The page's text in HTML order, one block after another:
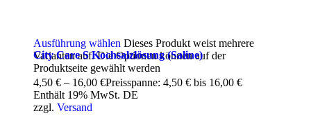
Ausführung wählen Dieses Produkt weist mehrere
Varianten auf. Die Optionen können auf der
Produktseite gewählt werden
City Care S Kochsalzlösung (Saline)
4,50 € – 16,00 €Preisspanne: 4,50 € bis 16,00 €
Enthält 19% MwSt. DE
zzgl. Versand